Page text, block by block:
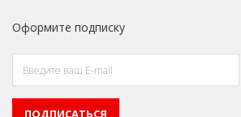
Оформите подписку